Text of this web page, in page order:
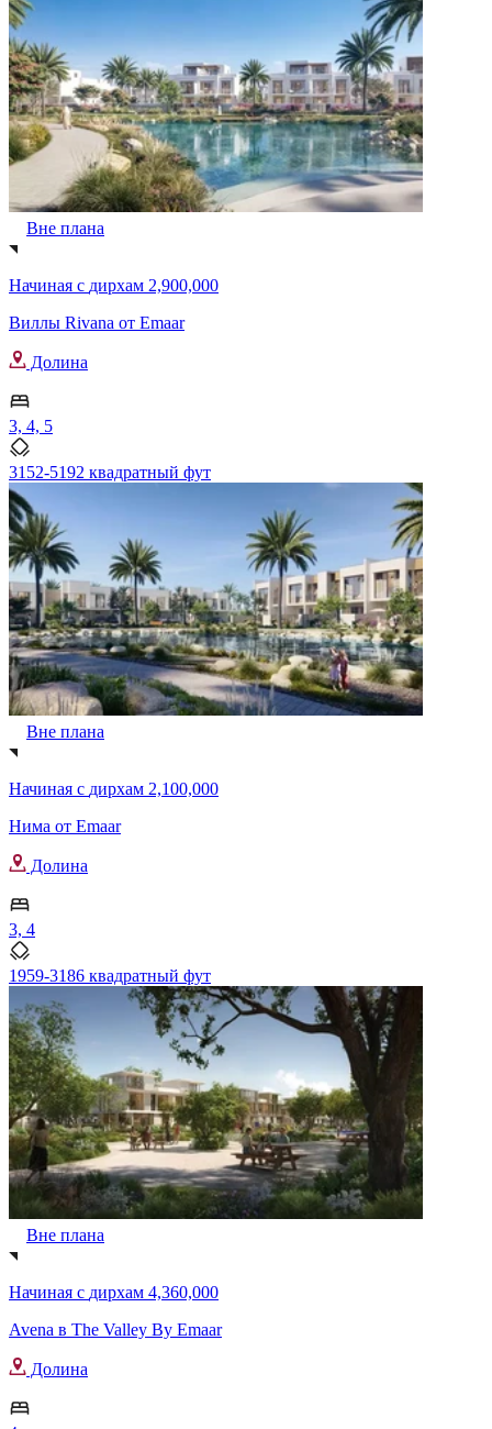
Вне плана
Начиная с дирхам 2,900,000
Виллы Rivana от Emaar
Долина
3, 4, 5
3152-5192 квадратный фут
Вне плана
Начиная с дирхам 2,100,000
Нима от Emaar
Долина
3, 4
1959-3186 квадратный фут
Вне плана
Начиная с дирхам 4,360,000
Avena в The Valley By Emaar
Долина